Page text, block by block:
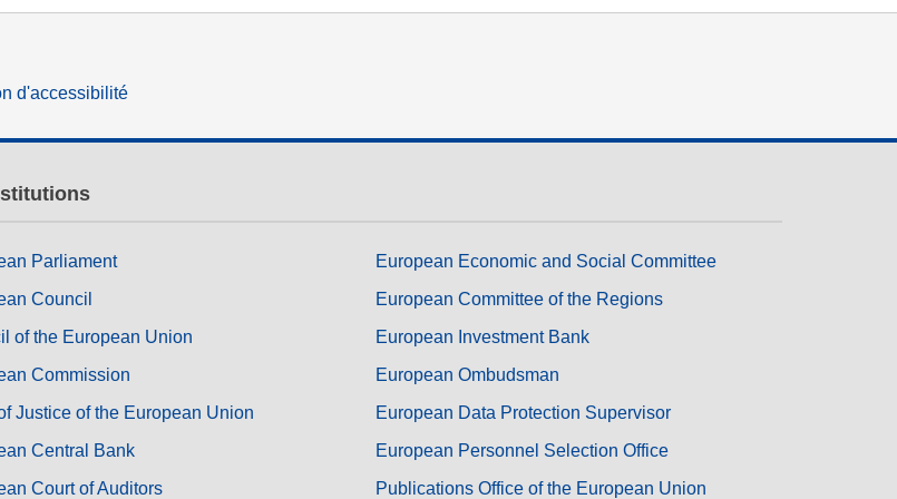
humains, et démocratie
d'accessibilité
Parliament
Council
of the European Union
Commission
Justice of the European Union
Central Bank
Court of Auditors
European Economic and Social Committee
European Committee of the Regions
European Investment Bank
European Ombudsman
European Data Protection Supervisor
European Personnel Selection Office
Publications Office of the European Union